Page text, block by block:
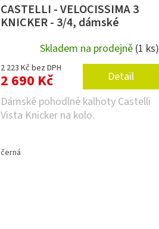
CASTELLI - VELOCISSIMA 3
KNICKER - 3/4, dámské
Skladem na prodejně (1 ks)
2 223 Kč bez DPH
2 690 Kč
Detail
Dámské pohodlné kalhoty Castelli
Vista Knicker na kolo.
černá